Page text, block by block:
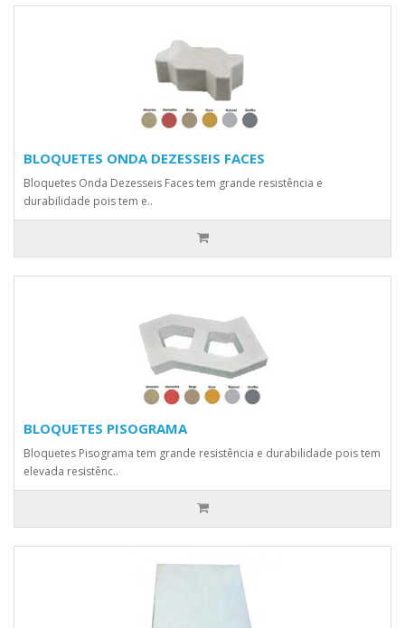
BLOQUETES ONDA DEZESSEIS FACES
Bloquetes Onda Dezesseis Faces tem grande resistência e
durabilidade pois tem e..
BLOQUETES PISOGRAMA
Bloquetes Pisograma tem grande resistência e durabilidade pois tem
elevada resistênc..